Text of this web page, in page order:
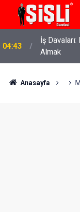
04:43
İş Davaları:
Almak
Anasayfa